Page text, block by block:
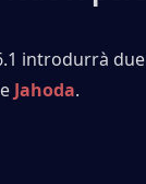
introdurrà
Jahoda.